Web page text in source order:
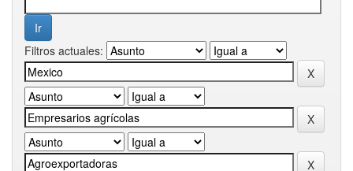
Filtros actuales: